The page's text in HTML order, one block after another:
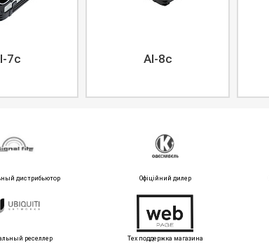
7c AI-8c
дистрибьютор Офіційний дилер
реселлер Тех поддержка магазина